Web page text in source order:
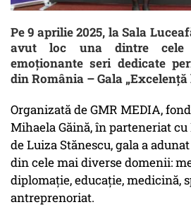
Pe 9 aprilie 2025, la Sala
avut loc una dintre
emoționante seri dedicate
din România – Gala
Organizată de GMR MEDIA,
Mihaela Găină, în parteneriat
de Luiza Stănescu, gala a
din cele mai diverse domenii:
diplomație, educație, medicină,
antreprenoriat.